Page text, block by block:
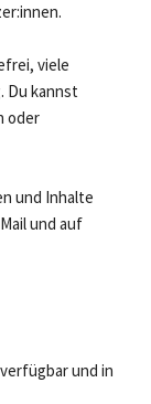
viele
Du kannst
oder
und Inhalte
und auf
und in